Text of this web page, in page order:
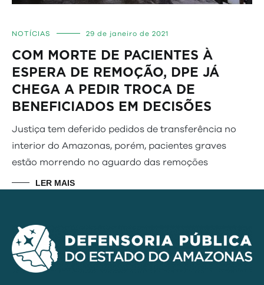
NOTÍCIAS 29 de janeiro de 2021
COM MORTE DE PACIENTES À
ESPERA DE REMOÇÃO, DPE JÁ
CHEGA A PEDIR TROCA DE
BENEFICIADOS EM DECISÕES
Justiça tem deferido pedidos de transferência no
interior do Amazonas, porém, pacientes graves
estão morrendo no aguardo das remoções
LER MAIS